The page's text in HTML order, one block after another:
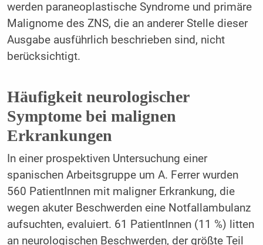
werden paraneoplastische Syndrome und primäre
Malignome des ZNS, die an anderer Stelle dieser
Ausgabe ausführlich beschrieben sind, nicht
berücksichtigt.
Häufigkeit neurologischer
Symptome bei malignen
Erkrankungen
In einer prospektiven Untersuchung einer
spanischen Arbeitsgruppe um A. Ferrer wurden
560 PatientInnen mit maligner Erkrankung, die
wegen akuter Beschwerden eine Notfallambulanz
aufsuchten, evaluiert. 61 PatientInnen (11 %) litten
an neurologischen Beschwerden, der größte Teil